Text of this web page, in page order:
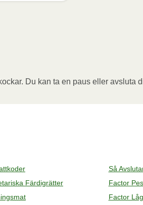
Du kan ta en paus eller avsluta
Så
Färdigrätter
Factor
Factor